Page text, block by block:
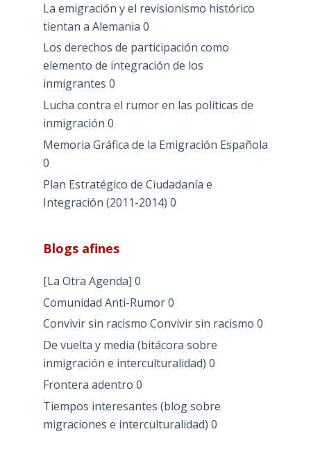
La emigración y el revisionismo histórico
tientan a Alemania 0
Los derechos de participación como
elemento de integración de los
inmigrantes 0
Lucha contra el rumor en las políticas de
inmigración 0
Memoria Gráfica de la Emigración Española
0
Plan Estratégico de Ciudadanía e
Integración (2011-2014) 0
Blogs afines
[La Otra Agenda] 0
Comunidad Anti-Rumor0
Convivir sin racismo Convivir sin racismo 0
De vuelta y media (bitácora sobre
inmigración e interculturalidad) 0
Frontera adentro 0
Tiempos interesantes (blog sobre
migraciones e interculturalidad) 0